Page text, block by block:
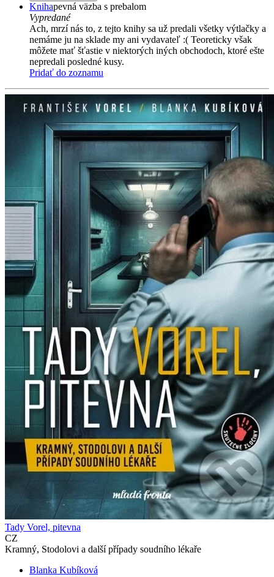
Knihapevná väzba s prebalom
Vypredané
Ach, mrzí nás to, z tejto knihy sa už predali všetky výtlačky a
nemáme ju na sklade my ani vydavateľ :( Teoreticky však
môžete mať šťastie v niektorých iných obchodoch, ktoré ešte
nepredali posledné kusy.
Pridať do zoznamu
Tady Vorel, pitevna
CZ
Kramný, Stodolovi a další případy soudního lékaře
Blanka Kubíková